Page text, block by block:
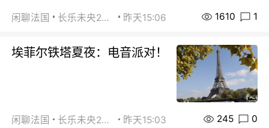
闲聊法国 长乐未央2015 昨天15:06 1610 1
埃菲尔铁塔夏夜：电音派对！
闲聊法国 长乐未央2015 昨天15:03 245 0